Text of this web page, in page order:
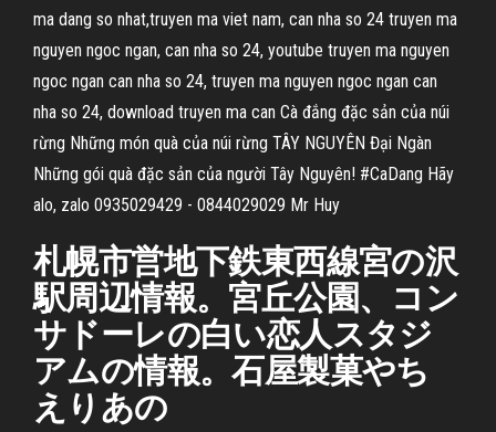
ma dang so nhat,truyen ma viet nam, can nha so 24 truyen ma
nguyen ngoc ngan, can nha so 24, youtube truyen ma nguyen
ngoc ngan can nha so 24, truyen ma nguyen ngoc ngan can
nha so 24, download truyen ma can Cà đắng đặc sản của núi
rừng Những món quà của núi rừng TÂY NGUYÊN Đại Ngàn
Những gói quà đặc sản của người Tây Nguyên! #CaDang Hãy
alo, zalo 0935029429 - 0844029029 Mr Huy
札幌市営地下鉄東西線宮の沢
駅周辺情報。宮丘公園、コン
サドーレの白い恋人スタジ
アムの情報。石屋製菓やち
えりあの